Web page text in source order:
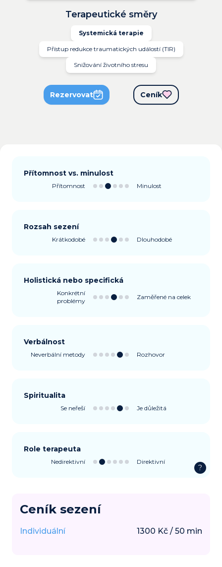
Terapeutické směry
Systemická terapie
Přístup redukce traumatických událostí (TIR)
Snižování životního stresu
Rezervovat Ceník
Přítomnost vs. minulost
Přítomnost Minulost
Rozsah sezení
Krátkodobé Dlouhodobé
Holistická nebo specifická
Konkrétní
problémy
Zaměřené na celek
Verbálnost
Neverbální metody Rozhovor
Spiritualita
Se neřeší Je důležitá
Role terapeuta
Nedirektivní Direktivní
?
Ceník sezení
Individuální 1300 Kč / 50 min